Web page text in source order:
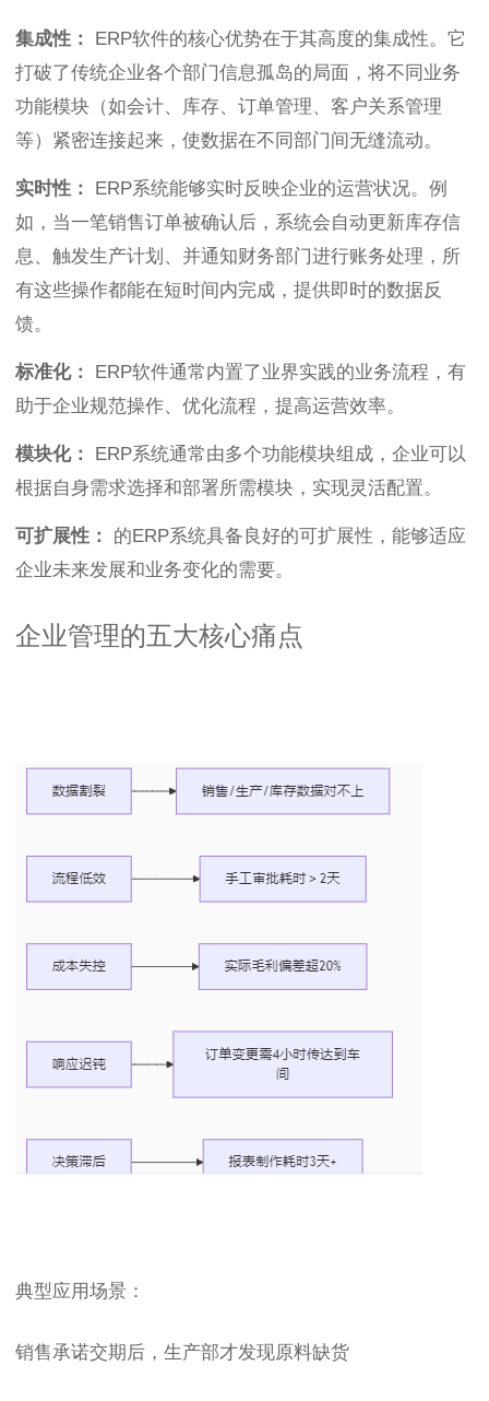
集成性：
ERP软件的核心优势在于其高度的集成性。它
打破了传统企业各个部门信息孤岛的局面，将不同业务
功能模块（如会计、库存、订单管理、客户关系管理
等）紧密连接起来，使数据在不同部门间无缝流动。
实时性：
ERP系统能够实时反映企业的运营状况。例
如，当一笔销售订单被确认后，系统会自动更新库存信
息、触发生产计划、并通知财务部门进行账务处理，所
有这些操作都能在短时间内完成，提供即时的数据反
馈。
标准化：
ERP软件通常内置了业界实践的业务流程，有
助于企业规范操作、优化流程，提高运营效率。
模块化：
ERP系统通常由多个功能模块组成，企业可以
根据自身需求选择和部署所需模块，实现灵活配置。
可扩展性：
的ERP系统具备良好的可扩展性，能够适应
企业未来发展和业务变化的需要。
企业管理的五大核心痛点
典型应用场景：
销售承诺交期后，生产部才发现原料缺货